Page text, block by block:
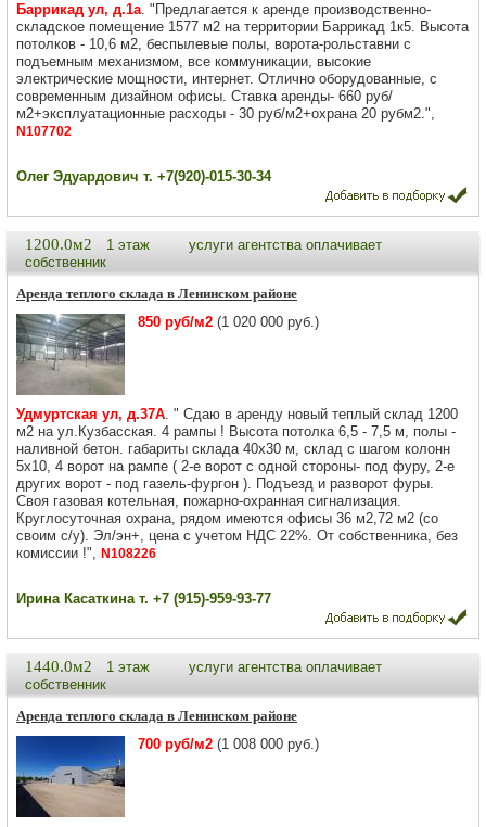
Баррикад ул, д.1а. "Предлагается к аренде производственно-
складское помещение 1577 м2 на территории Баррикад 1к5. Высота
потолков - 10,6 м2, беспылевые полы, ворота-рольставни с
подъемным механизмом, все коммуникации, высокие
электрические мощности, интернет. Отлично оборудованные, с
современным дизайном офисы. Ставка аренды- 660 руб/
м2+эксплуатационные расходы - 30 руб/м2+охрана 20 рубм2.",
N107702
Олег Эдуардович т. +7(920)-015-30-34
1200.0м2 1 этаж
услуги агентства оплачивает
собственник
Аренда теплого склада в Ленинском районе
850 руб/м2 (1 020 000 руб.)
Удмуртская ул, д.37А. " Сдаю в аренду новый теплый склад 1200
м2 на ул.Кузбасская. 4 рампы ! Высота потолка 6,5 - 7,5 м, полы -
наливной бетон. габариты склада 40х30 м, склад с шагом колонн
5х10, 4 ворот на рампе ( 2-е ворот с одной стороны- под фуру, 2-е
других ворот - под газель-фургон ). Подъезд и разворот фуры.
Своя газовая котельная, пожарно-охранная сигнализация.
Круглосуточная охрана, рядом имеются офисы 36 м2,72 м2 (со
своим с/у). Эл/эн+, цена с учетом НДС 22%. От собственника, без
комиссии !", N108226
Ирина Касаткина т. +7 (915)-959-93-77
1440.0м2 1 этаж
услуги агентства оплачивает
собственник
Аренда теплого склада в Ленинском районе
700 руб/м2 (1 008 000 руб.)